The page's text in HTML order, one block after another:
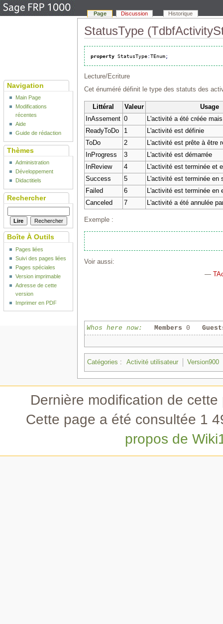
StatusType
property StatusType:TEnum;
Lecture/Ecriture
Cet énuméré définit le type des statuts des
Littéral Valeur
Usage
InAssement 0
L'activité a été créée
ReadyToDo
1
L'activité est définie
ToDo
2
L'activité est prête à être
InProgress
3
L'activité est démarrée
InReview
4
L'activité est terminée et
Success
5
L'activité est terminée en
Failed
6
L'activité est terminée en
Canceled
7 L'activité a été annulée
Exemple :
Voir aussi:
—
Whos here now: Members 0
Catégories : Activité utilisateur Version900
Page Discussion Historique
Navigation
Main Page
Modifications
récentes
Aide
Guide de rédaction
Thèmes
Administration
Développement
Didactitiels
Rechercher
Boîte À Outils
Pages liées
Suivi des pages liées
Pages spéciales
Version imprimable
Adresse de cette
version
Imprimer en PDF
Dernière modification de
Cette page a été consultée 1
propos de